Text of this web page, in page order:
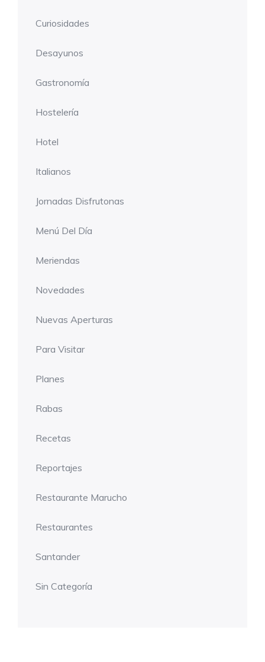
Curiosidades
Desayunos
Gastronomía
Hostelería
Hotel
Italianos
Jornadas Disfrutonas
Menú Del Día
Meriendas
Novedades
Nuevas Aperturas
Para Visitar
Planes
Rabas
Recetas
Reportajes
Restaurante Marucho
Restaurantes
Santander
Sin Categoría